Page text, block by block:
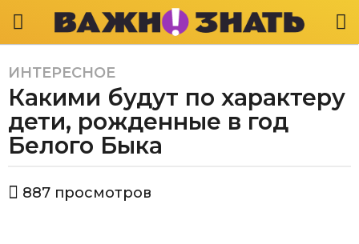
6
л
т
a
o
ИНТЕРЕСНОЕ
Какими будут по характеру
дети, рожденные в год
Белого Быка
в
887 просмотров